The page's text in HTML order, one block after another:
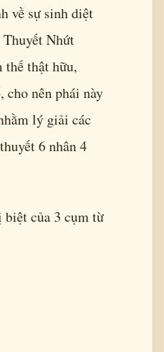
về sự sinh diệt
Nhứt
thế thật hữu,
cho nên phái này
lý giải các
6 nhân 4
của 3 cụm từ